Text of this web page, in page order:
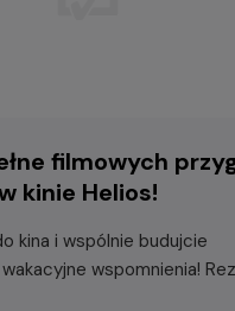
filmowych
kinie Helios!
kina i wspólnie budujcie
wspomnienia!